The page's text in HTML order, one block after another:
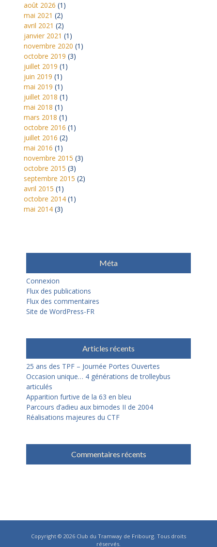
août 2026 (1)
mai 2021 (2)
avril 2021 (2)
janvier 2021 (1)
novembre 2020 (1)
octobre 2019 (3)
juillet 2019 (1)
juin 2019 (1)
mai 2019 (1)
juillet 2018 (1)
mai 2018 (1)
mars 2018 (1)
octobre 2016 (1)
juillet 2016 (2)
mai 2016 (1)
novembre 2015 (3)
octobre 2015 (3)
septembre 2015 (2)
avril 2015 (1)
octobre 2014 (1)
mai 2014 (3)
Méta
Connexion
Flux des publications
Flux des commentaires
Site de WordPress-FR
Articles récents
25 ans des TPF – Journée Portes Ouvertes
Occasion unique… 4 générations de trolleybus
articulés
Apparition furtive de la 63 en bleu
Parcours d’adieu aux bimodes II de 2004
Réalisations majeures du CTF
Commentaires récents
Copyright © 2026 Club du Tramway de Fribourg. Tous droits
réservés.